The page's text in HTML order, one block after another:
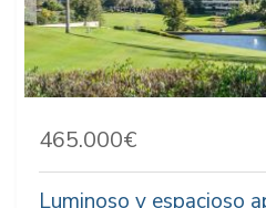
465.000€
Luminoso y espacioso